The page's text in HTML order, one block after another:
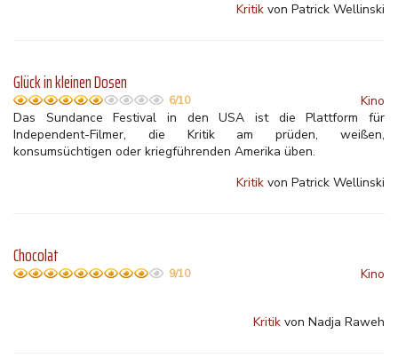
Kritik von Patrick Wellinski
Glück in kleinen Dosen
6/10
Kino
Das Sundance Festival in den USA ist die Plattform für
Independent-Filmer, die Kritik am prüden, weißen,
konsumsüchtigen oder kriegführenden Amerika üben.
Kritik von Patrick Wellinski
Chocolat
9/10 Kino
Kritik von Nadja Raweh